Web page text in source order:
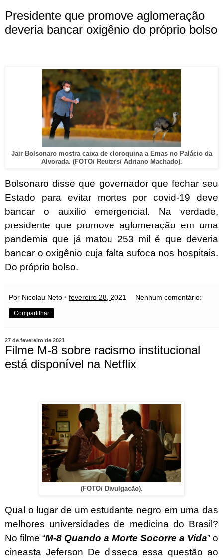
Presidente que promove aglomeração
deveria bancar oxigênio do próprio bolso
Jair Bolsonaro mostra caixa de cloroquina a Emas no Palácio da
Alvorada. (FOTO/ Reuters/ Adriano Machado).
Bolsonaro disse que governador que fechar seu
Estado para evitar mortes por covid-19 deve
bancar o auxílio emergencial. Na verdade,
presidente que promove aglomeração em uma
pandemia que já matou 253 mil é que deveria
bancar o oxigênio cuja falta sufoca nos hospitais.
Do próprio bolso.
Por Nicolau Neto • fevereiro 28, 2021 Nenhum comentário:
Compartilhar
27 de fevereiro de 2021
Filme M-8 sobre racismo institucional
está disponível na Netflix
(FOTO/ Divulgação).
Qual o lugar de um estudante negro em uma das
melhores universidades de medicina do Brasil?
No filme “M-8 Quando a Morte Socorre a Vida” o
cineasta Jeferson De disseca essa questão ao